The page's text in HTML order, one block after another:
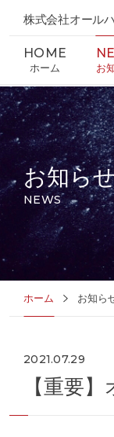
株式会社オール
HOME
ホーム お
お知ら
NEWS
ホーム お知ら
2021.07.29
【重要